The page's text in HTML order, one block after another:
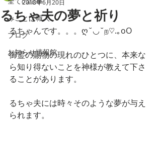
みことば職人
ブログ
お知らせ情報館
るちゃ夫の夢と祈り
2018年6月20日
るちゃんです。。。ღ˘◡˘ற♡.｡oO
御霊の賜物の現れのひとつに、本来な
ら知り得ないことを神様が教えて下さ
ることがあります。
るちゃ夫には時々そのような夢が与え
られます。